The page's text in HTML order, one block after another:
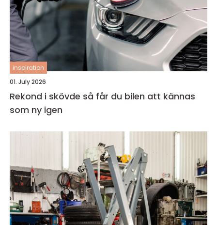
inspiration
01. July 2026
Rekond i skövde så får du bilen att kännas
som ny igen